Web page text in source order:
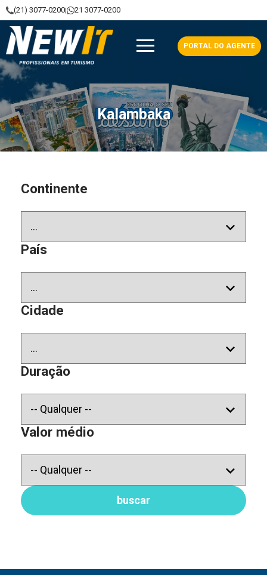
(21) 3077-0200 21 3077-0200
NewIt - Profissionais em Turismo
PORTAL DO AGENTE
Kalambaka
Continente
País
Cidade
Duração
Valor médio
buscar